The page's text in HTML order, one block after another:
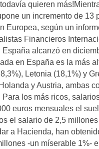
quieren
un incremento de
Europea, según un
Financieros
alcanzó en
en España es la más
Letonia (18,1%) y
y Austria, ambas
los más ricos,
euros mensuales el
el salario de 2,5
a Hacienda, han
-un míserable 1%-